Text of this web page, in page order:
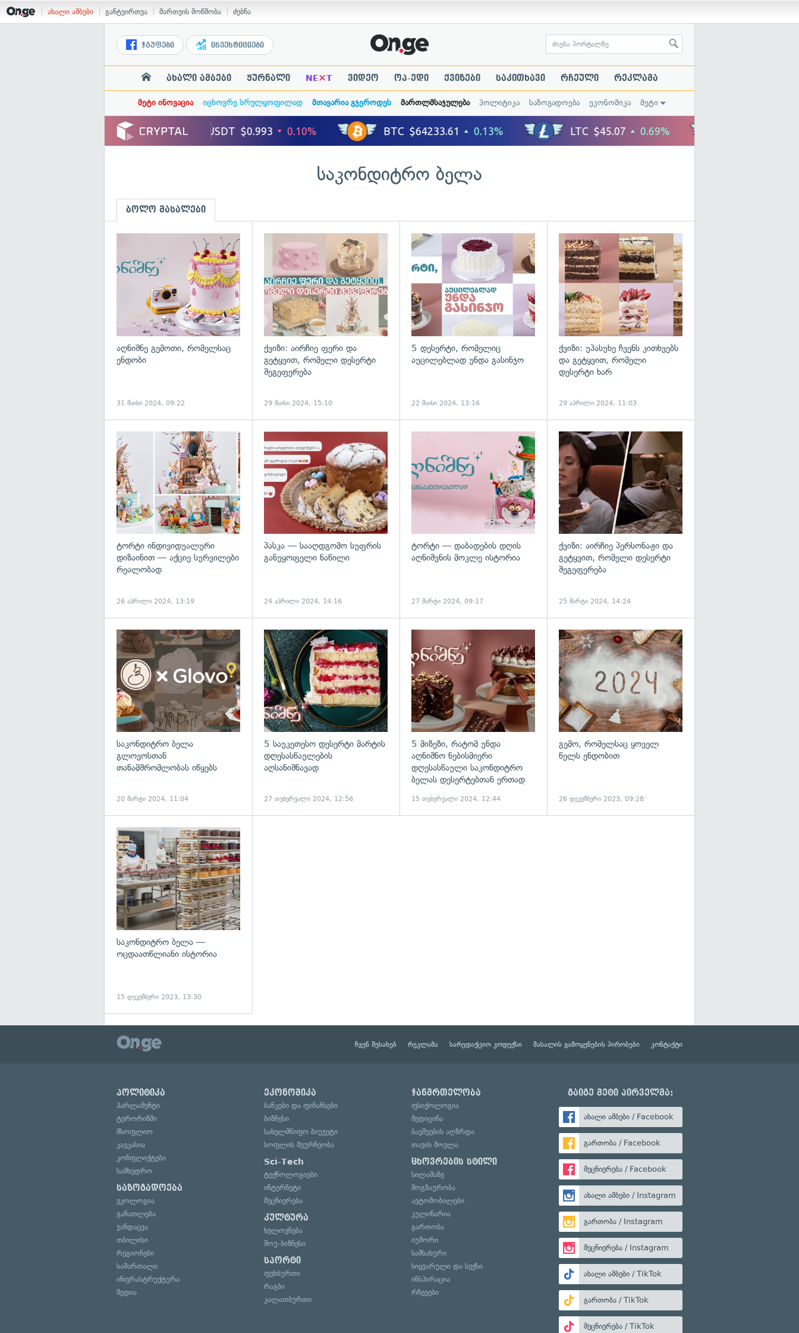
ახალი ამბები განტვირთვა მართვის მოწმობა ძებნა
ჯგუფები ინვესტიციები
ახალი ამბები ჟურნალი NE×T ვიდეო ოპ-ედი ქვიზები საკითხავი რჩეული რეკლამა
მეტი ინოვაცია იცხოვრე სრულყოფილად მთავარია გჯეროდეს მართლმსაჯულება პოლიტიკა საზოგადოება ეკონომიკა მეტი
საკონდიტრო ბელა
ბოლო მასალები
აღნიშნე გემოთი, რომელსაც
ენდობი
31 მაისი 2024, 09:22
ქვიზი: აირჩიე ფერი და
გეტყვით, რომელი დესერტი
შეგეფერება
29 მაისი 2024, 15:10
5 დესერტი, რომელიც
აუცილებლად უნდა გასინჯო
22 მაისი 2024, 13:16
ქვიზი: უპასუხე ჩვენს კითხვებს
და გეტყვით, რომელი
დესერტი ხარ
29 აპრილი 2024, 11:03
ტორტი ინდივიდუალური
დიზაინით — აქციე სურვილები
რეალობად
26 აპრილი 2024, 13:19
პასკა — სააღდგომო სუფრის
განუყოფელი ნაწილი
24 აპრილი 2024, 14:16
ტორტი — დაბადების დღის
აღნიშვნის მოკლე ისტორია
27 მარტი 2024, 09:17
ქვიზი: აირჩიე პერსონაჟი და
გეტყვით, რომელი დესერტი
შეგეფერება
25 მარტი 2024, 14:24
საკონდიტრო ბელა
გლოვოსთან
თანამშრომლობას იწყებს
20 მარტი 2024, 11:04
5 საუკეთესო დესერტი მარტის
დღესასწაულების
აღსანიშნავად
27 თებერვალი 2024, 12:56
5 მიზეზი, რატომ უნდა
აღნიშნო ნებისმიერი
დღესასწაული საკონდიტრო
ბელას დესერტებთან ერთად
15 თებერვალი 2024, 12:44
გემო, რომელსაც ყოველ
წელს ენდობით
26 დეკემბერი 2023, 09:28
საკონდიტრო ბელა —
ოცდაათწლიანი ისტორია
15 დეკემბერი 2023, 13:30
ჩვენ შესახებ რეკლამა სარედაქციო კოდექსი მასალის გამოყენების პირობები კონტაქტი
პოლიტიკა
პარლამენტი
ტერორიზმი
მსოფლიო
კავკასია
კონფლიქტები
სამხედრო
საზოგადოება
ეკოლოგია
განათლება
ჯანდაცვა
თბილისი
რეგიონები
სამართალი
ინფრასტრუქტურა
მედია
ეკონომიკა
ბანკები და ფინანსები
ბიზნესი
სახელმწიფო ბიუჯეტი
სოფლის მეურნეობა
Sci-Tech
ტექნოლოგიები
ინტერნეტი
მეცნიერება
კულტურა
ხელოვნება
შოუ-ბიზნესი
სპორტი
ფეხბურთი
რაგბი
კალათბურთი
ჯანმრთელობა
ფსიქოლოგია
მედიცინა
ბავშვების აღზრდა
თავის მოვლა
ცხოვრების სტილი
სილამაზე
მოგზაურობა
ავტომობილები
კულინარია
გართობა
იუმორი
სამსახური
სიყვარული და სექსი
ინსპირაცია
რჩევები
გაიგე მეტი პირველმა:
ახალი ამბები / Facebook
გართობა / Facebook
მეცნიერება / Facebook
ახალი ამბები / Instagram
გართობა / Instagram
მეცნიერება / Instagram
ახალი ამბები / TikTok
გართობა / TikTok
მეცნიერება / TikTok